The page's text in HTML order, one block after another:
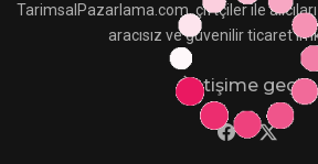
TarimsalPazarlama.com, çiftçiler ile
aracısız ve güvenilir ticaret
İletişime geçin